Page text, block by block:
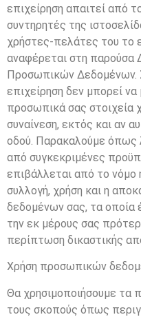
επιχείρηση απαιτεί από
συντηρητές της
χρήστες-πελάτες του το
αναφέρεται στη παρούσα
Προσωπικών Δεδομένων.
επιχείρηση δεν μπορεί
προσωπικά σας στοιχεία
συναίνεση, εκτός και αν
οδού. Παρακαλούμε όπως
από συγκεκριμένες
επιβάλλεται από το νόμο
συλλογή, χρήση και η
δεδομένων σας, τα οποία
την εκ μέρους σας
περίπτωση δικαστικής
Χρήση προσωπικών
Θα χρησιμοποιήσουμε τα
τους σκοπούς όπως